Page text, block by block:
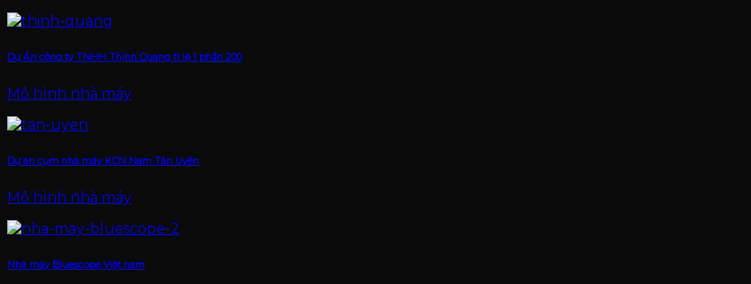
Dự Án công ty TNHH Thịnh Quang tỉ lệ 1 phần 200
Mô hình nhà máy
Dự án cụm nhà máy KCN Nam Tân Uyên
Mô hình nhà máy
Nhà máy Bluescope Việt nam